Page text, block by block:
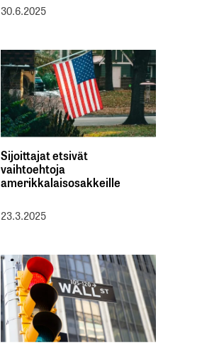
30.6.2025
Sijoittajat etsivät
vaihtoehtoja
amerikkalaisosakkeille
23.3.2025